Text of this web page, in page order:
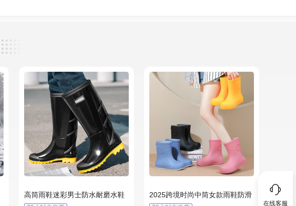
高筒雨鞋迷彩男士防水耐磨水鞋
2025跨境时尚中筒女款雨鞋防滑
在线客服